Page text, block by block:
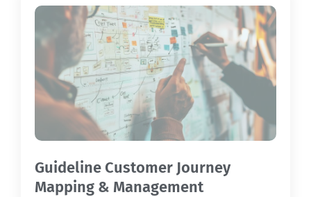
Guideline Customer Journey
Mapping & Management